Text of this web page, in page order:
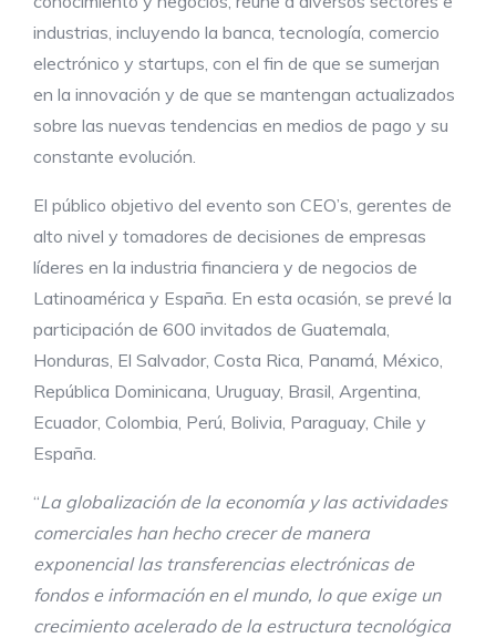
industrias, incluyendo la banca, tecnología, comercio
electrónico y startups, con el fin de que se sumerjan
en la innovación y de que se mantengan actualizados
sobre las nuevas tendencias en medios de pago y su
constante evolución.
El público objetivo del evento son CEO’s, gerentes de
alto nivel y tomadores de decisiones de empresas
líderes en la industria financiera y de negocios de
Latinoamérica y España. En esta ocasión, se prevé la
participación de 600 invitados de Guatemala,
Honduras, El Salvador, Costa Rica, Panamá, México,
República Dominicana, Uruguay, Brasil, Argentina,
Ecuador, Colombia, Perú, Bolivia, Paraguay, Chile y
España.
“La globalización de la economía y las actividades
comerciales han hecho crecer de manera
exponencial las transferencias electrónicas de
fondos e información en el mundo, lo que exige un
crecimiento acelerado de la estructura tecnológica